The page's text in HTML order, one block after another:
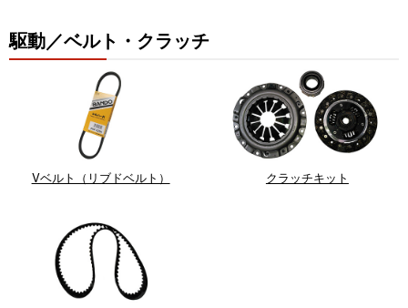
駆動／ベルト・クラッチ
Vベルト（リブドベルト） クラッチキット